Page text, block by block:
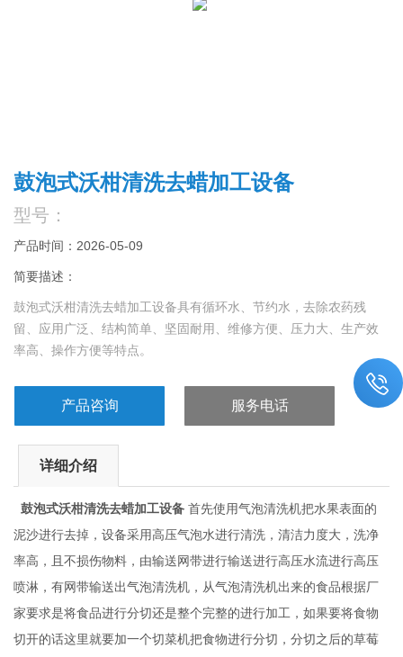
鼓泡式沃柑清洗去蜡加工设备
型号：
产品时间：2026-05-09
简要描述：
鼓泡式沃柑清洗去蜡加工设备具有循环水、节约水，去除农药残
留、应用广泛、结构简单、坚固耐用、维修方便、压力大、生产效
率高、操作方便等特点。
3、设备使用时间长，部分杂质会附着在槽体内部，很难清洗，因此
必须采用网孔筛板设计。可将筛板拿出来后，提升部位采用滑道设
产品咨询 服务电话
详细介绍
鼓泡式沃柑清洗去蜡加工设备 首先使用气泡清洗机把水果表面的
泥沙进行去掉，设备采用高压气泡水进行清洗，清洁力度大，洗净
率高，且不损伤物料，由输送网带进行输送进行高压水流进行高压
喷淋，有网带输送出气泡清洗机，从气泡清洗机出来的食品根据厂
家要求是将食品进行分切还是整个完整的进行加工，如果要将食物
切开的话这里就要加一个切菜机把食物进行分切，分切之后的草莓